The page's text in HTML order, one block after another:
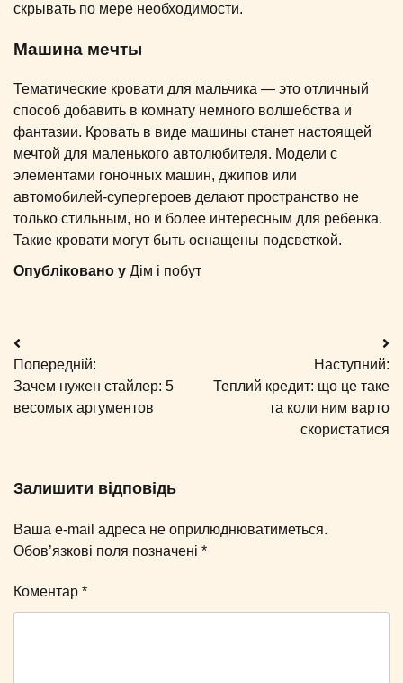
скрывать по мере необходимости.
Машина мечты
Тематические кровати для мальчика — это отличный
способ добавить в комнату немного волшебства и
фантазии. Кровать в виде машины станет настоящей
мечтой для маленького автолюбителя. Модели с
элементами гоночных машин, джипов или
автомобилей-супергероев делают пространство не
только стильным, но и более интересным для ребенка.
Такие кровати могут быть оснащены подсветкой.
Опубліковано у Дім і побут
Навігація
записів
Попередній:
Зачем нужен стайлер: 5
весомых аргументов
Наступний:
Теплий кредит: що це таке
та коли ним варто
скористатися
Залишити відповідь
Ваша e-mail адреса не оприлюднюватиметься.
Обов’язкові поля позначені *
Коментар *